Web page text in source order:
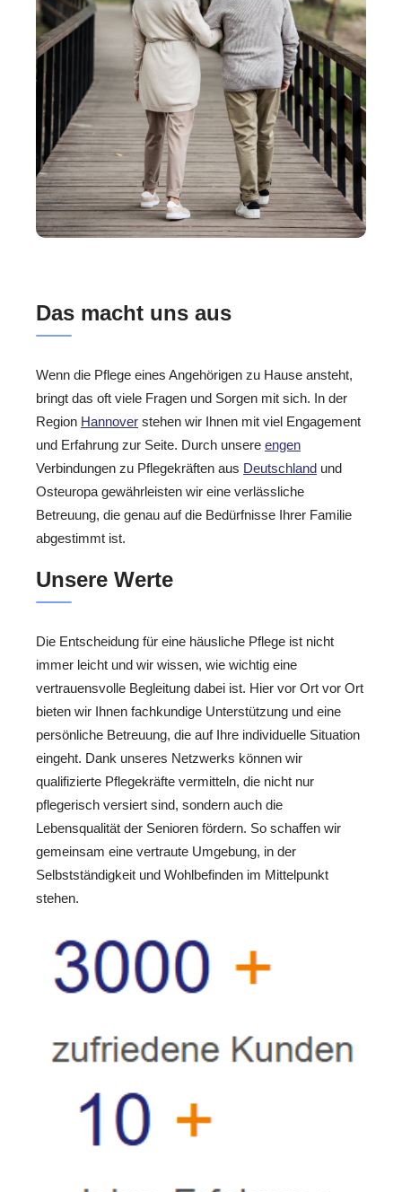
Das macht uns aus
Wenn die Pflege eines Angehörigen zu Hause ansteht,
bringt das oft viele Fragen und Sorgen mit sich. In der
Region Hannover stehen wir Ihnen mit viel Engagement
und Erfahrung zur Seite. Durch unsere engen
Verbindungen zu Pflegekräften aus Deutschland und
Osteuropa gewährleisten wir eine verlässliche
Betreuung, die genau auf die Bedürfnisse Ihrer Familie
abgestimmt ist.
Unsere Werte
Die Entscheidung für eine häusliche Pflege ist nicht
immer leicht und wir wissen, wie wichtig eine
vertrauensvolle Begleitung dabei ist. Hier vor Ort vor Ort
bieten wir Ihnen fachkundige Unterstützung und eine
persönliche Betreuung, die auf Ihre individuelle Situation
eingeht. Dank unseres Netzwerks können wir
qualifizierte Pflegekräfte vermitteln, die nicht nur
pflegerisch versiert sind, sondern auch die
Lebensqualität der Senioren fördern. So schaffen wir
gemeinsam eine vertraute Umgebung, in der
Selbstständigkeit und Wohlbefinden im Mittelpunkt
stehen.